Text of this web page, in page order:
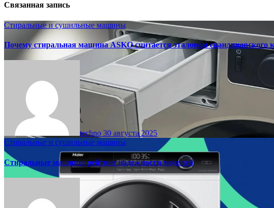
Связанная запись
Стиральные и сушильные машины
Почему стиральная машина ASKO считается эталоном скандинавского
techno 30 августа 2025
Стиральные и сушильные машины
Стиральные машины рейтинг надежности моделей